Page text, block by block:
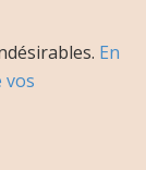
En
vos